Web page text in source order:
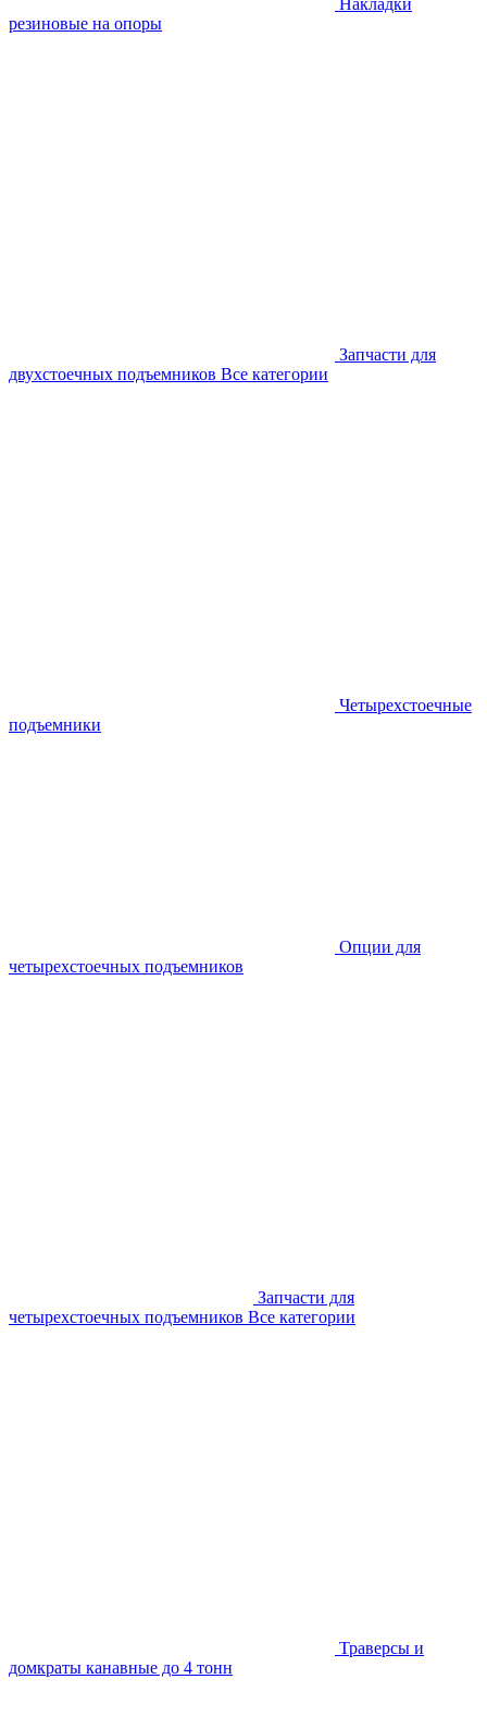
Накладки
резиновые на опоры
Запчасти для
двухстоечных подъемников Все категории
Четырехстоечные
подъемники
Опции для
четырехстоечных подъемников
Запчасти для
четырехстоечных подъемников Все категории
Траверсы и
домкраты канавные до 4 тонн